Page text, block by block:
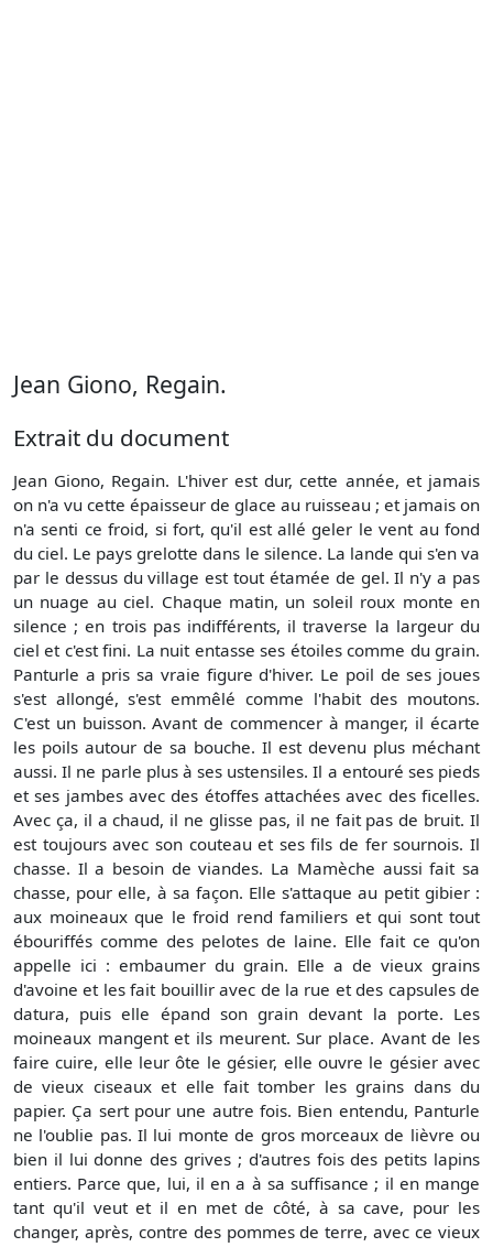
Jean Giono, Regain.
Extrait du document
Jean Giono, Regain. L'hiver est dur, cette année, et jamais
on n'a vu cette épaisseur de glace au ruisseau ; et jamais on
n'a senti ce froid, si fort, qu'il est allé geler le vent au fond
du ciel. Le pays grelotte dans le silence. La lande qui s'en va
par le dessus du village est tout étamée de gel. Il n'y a pas
un nuage au ciel. Chaque matin, un soleil roux monte en
silence ; en trois pas indifférents, il traverse la largeur du
ciel et c'est fini. La nuit entasse ses étoiles comme du grain.
Panturle a pris sa vraie figure d'hiver. Le poil de ses joues
s'est allongé, s'est emmêlé comme l'habit des moutons.
C'est un buisson. Avant de commencer à manger, il écarte
les poils autour de sa bouche. Il est devenu plus méchant
aussi. Il ne parle plus à ses ustensiles. Il a entouré ses pieds
et ses jambes avec des étoffes attachées avec des ficelles.
Avec ça, il a chaud, il ne glisse pas, il ne fait pas de bruit. Il
est toujours avec son couteau et ses fils de fer sournois. Il
chasse. Il a besoin de viandes. La Mamèche aussi fait sa
chasse, pour elle, à sa façon. Elle s'attaque au petit gibier :
aux moineaux que le froid rend familiers et qui sont tout
ébouriffés comme des pelotes de laine. Elle fait ce qu'on
appelle ici : embaumer du grain. Elle a de vieux grains
d'avoine et les fait bouillir avec de la rue et des capsules de
datura, puis elle épand son grain devant la porte. Les
moineaux mangent et ils meurent. Sur place. Avant de les
faire cuire, elle leur ôte le gésier, elle ouvre le gésier avec
de vieux ciseaux et elle fait tomber les grains dans du
papier. Ça sert pour une autre fois. Bien entendu, Panturle
ne l'oublie pas. Il lui monte de gros morceaux de lièvre ou
bien il lui donne des grives ; d'autres fois des petits lapins
entiers. Parce que, lui, il en a à sa suffisance ; il en mange
tant qu'il veut et il en met de côté, à sa cave, pour les
changer, après, contre des pommes de terre, avec ce vieux